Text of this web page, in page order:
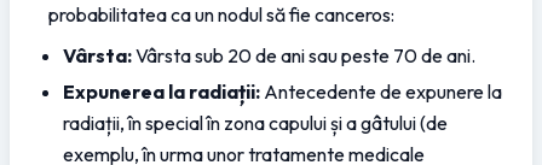
probabilitatea ca un nodul să fie canceros:
Vârsta: Vârsta sub 20 de ani sau peste 70 de ani.
Expunerea la radiații: Antecedente de expunere la
radiații, în special în zona capului și a gâtului (de
exemplu, în urma unor tratamente medicale